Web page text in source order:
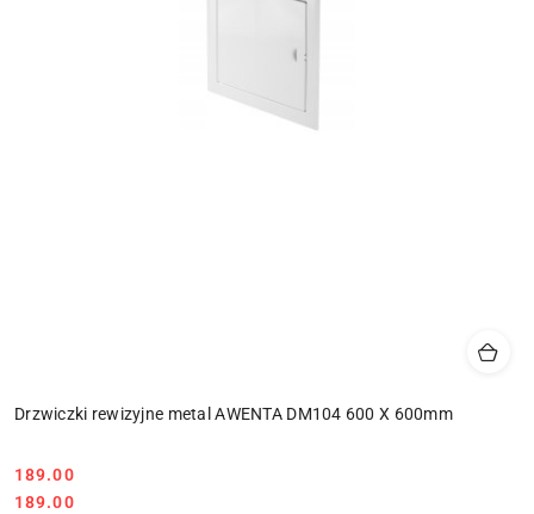
Drzwiczki rewizyjne metal AWENTA DM104 600 X 600mm
Cena:
189.00
Cena:
189.00